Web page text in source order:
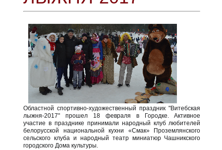
Областной спортивно-художественный праздник "Витебская
лыжня-2017" прошел 18 февраля в Городке. Активное
участие в празднике принимали народный клуб любителей
белорусской национальной кухни «Смак» Проземлянского
сельского клуба и народный театр миниатюр Чашникского
городского Дома культуры.